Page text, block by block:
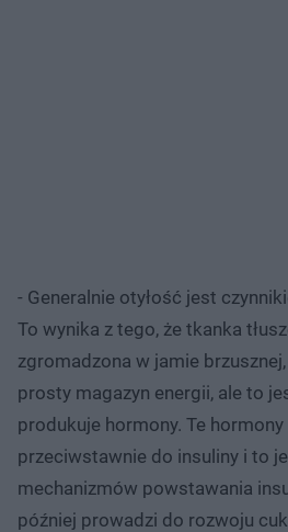
- Generalnie otyłość jest
To wynika z tego, że tkanka
zgromadzona w jamie
prosty magazyn energii, ale to
produkuje hormony. Te hormony
przeciwstawnie do insuliny i to
mechanizmów powstawania
później prowadzi do rozwoju